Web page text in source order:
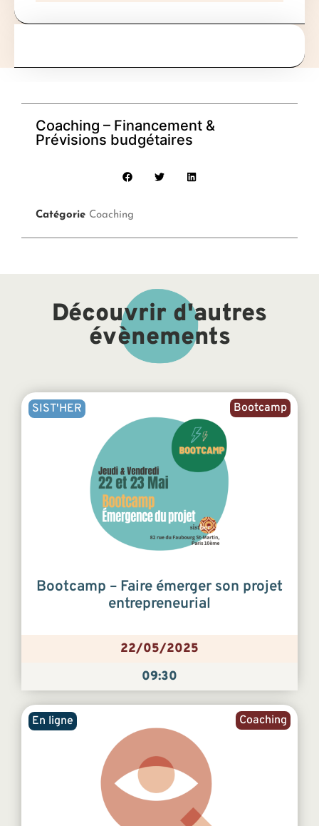
Coaching – Financement &
Prévisions budgétaires
Catégorie Coaching
Découvrir d'autres
évènements
Bootcamp
SIST'HER
Bootcamp – Faire émerger son projet
entrepreneurial
22/05/2025
09:30
Coaching
En ligne